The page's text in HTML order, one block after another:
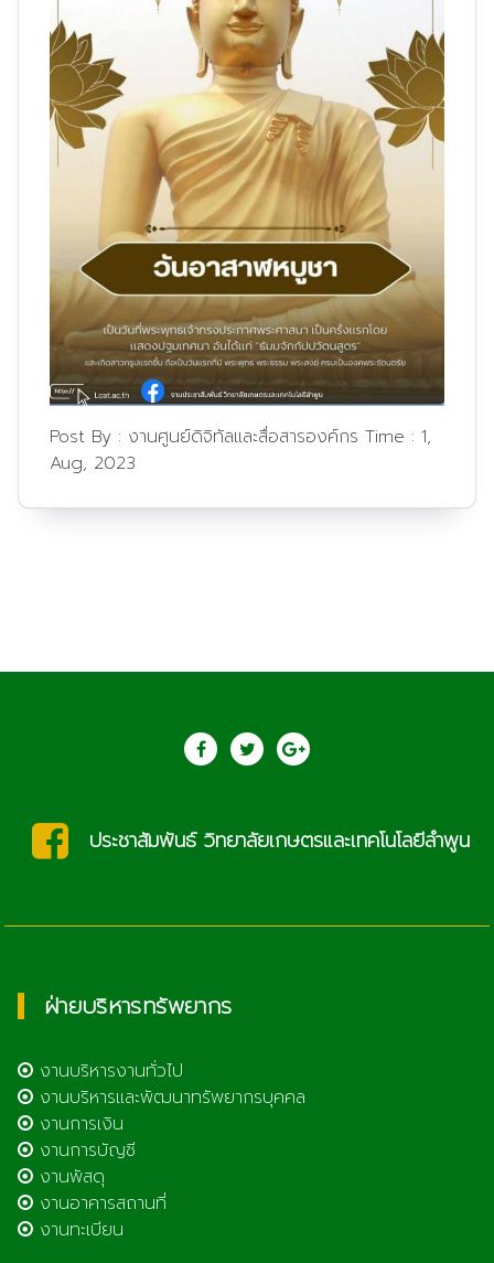
Post By : งานศูนย์ดิจิทัลและสื่อสารองค์กร Time : 1,
Aug, 2023
ตรและเทคโนโลยีลำพูน
ฝ่ายบริหารทรัพยากร
งานบริหารงานทั่วไป
งานบริหารและพัฒนาทรัพยากรบุคคล
งานการเงิน
งานการบัญชี
งานพัสดุ
งานอาคารสถานที่
งานทะเบียน